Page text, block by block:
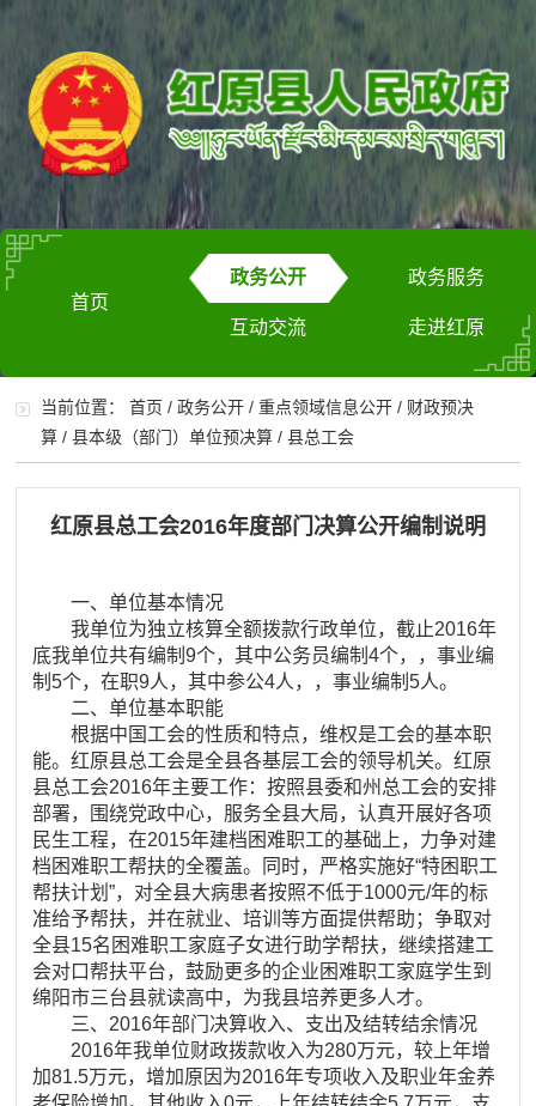
首页
政务公开 政务服务
互动交流 走进红原
当前位置：首页 /政务公开 /重点领域信息公开 / 财政预决
算 /县本级（部门）单位预决算 /县总工会
红原县总工会2016年度部门决算公开编制说明
一、单位基本情况
我单位为独立核算全额拨款行政单位，截止2016年
底我单位共有编制9个，其中公务员编制4个，，事业编
制5个，在职9人，其中参公4人，，事业编制5人。
二、单位基本职能
根据中国工会的性质和特点，维权是工会的基本职
能。红原县总工会是全县各基层工会的领导机关。红原
县总工会2016年主要工作：按照县委和州总工会的安排
部署，围绕党政中心，服务全县大局，认真开展好各项
民生工程，在2015年建档困难职工的基础上，力争对建
档困难职工帮扶的全覆盖。同时，严格实施好“特困职工
帮扶计划”，对全县大病患者按照不低于1000元/年的标
准给予帮扶，并在就业、培训等方面提供帮助；争取对
全县15名困难职工家庭子女进行助学帮扶，继续搭建工
会对口帮扶平台，鼓励更多的企业困难职工家庭学生到
绵阳市三台县就读高中，为我县培养更多人才。
三、2016年部门决算收入、支出及结转结余情况
2016年我单位财政拨款收入为280万元，较上年增
加81.5万元，增加原因为2016年专项收入及职业年金养